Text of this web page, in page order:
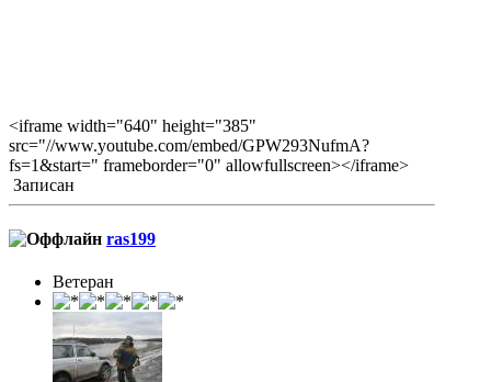
<iframe width="640" height="385"
src="//www.youtube.com/embed/GPW293NufmA?
fs=1&start=" frameborder="0" allowfullscreen></iframe>
Записан
ras199
Ветеран